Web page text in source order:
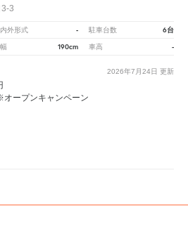
3
外形式 - 駐車台数 6台
190cm 車高 -
2026年7月24日 更新
オープンキャンペーン